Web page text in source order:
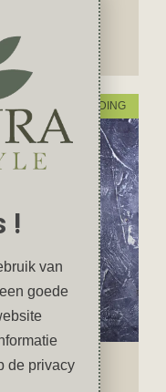
een romige
z’n best!
VOEDING
&
!
van
goede
de privacy